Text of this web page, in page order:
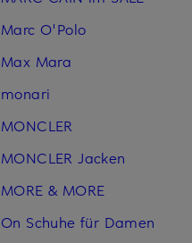
Marc O'Polo
Max Mara
monari
MONCLER
MONCLER Jacken
MORE & MORE
On Schuhe für Damen